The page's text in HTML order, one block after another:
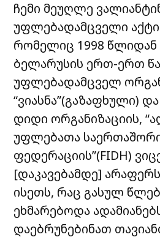
ჩემი მეუღლე
უფლებადამცველი
რომელიც 1998 წლიდან
ბელარუსის ერთ-ერთ
უფლებადამცველ
“ვიასნა”(გაზაფხული)
დიდი ორგანიზაციის,
უფლებათა
ფედერაციის”(FIDH)
[დაკავებამდე]
ისეთს, რაც გასულ
ეხმარებოდა
დაებრუნებინათ